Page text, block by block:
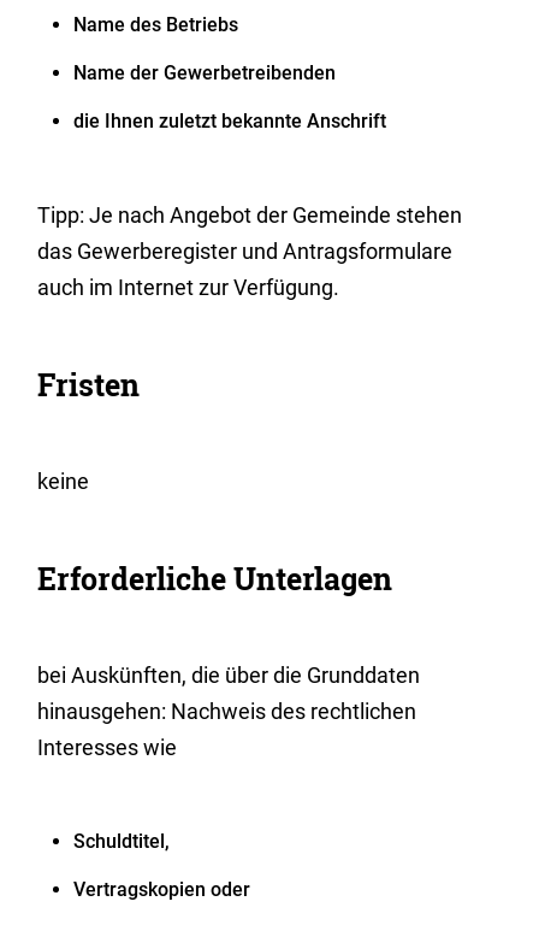
Name des Betriebs
Name der Gewerbetreibenden
die Ihnen zuletzt bekannte Anschrift
Tipp: Je nach Angebot der Gemeinde stehen
das Gewerberegister und Antragsformulare
auch im Internet zur Verfügung.
Fristen
keine
Erforderliche Unterlagen
bei Auskünften, die über die Grunddaten
hinausgehen: Nachweis des rechtlichen
Interesses wie
Schuldtitel,
Vertragskopien oder